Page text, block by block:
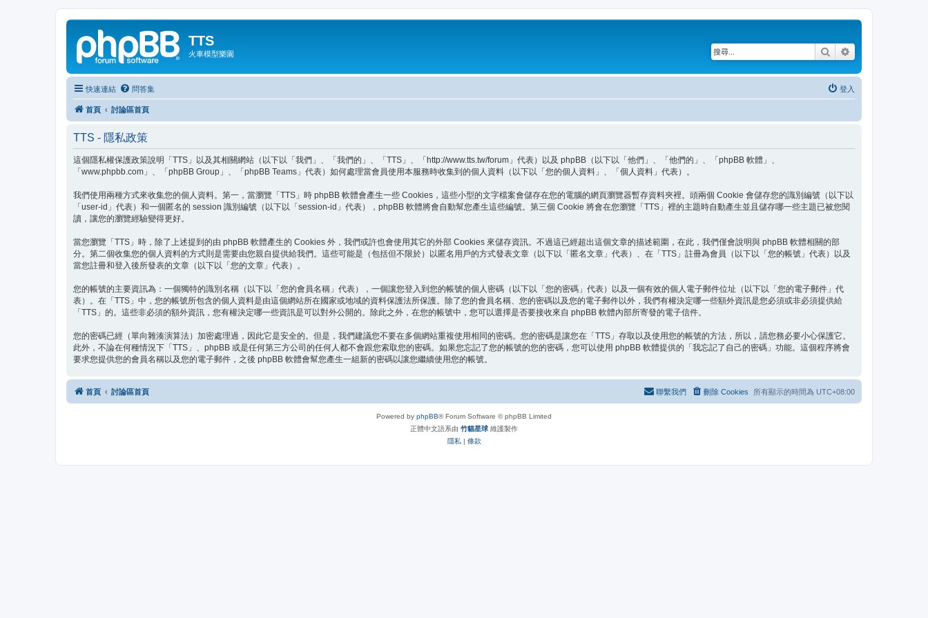
TTS
火車模型樂園 搜尋
快速連結 問答集 登入
首頁 討論區首頁
TTS - 隱私政策
這個隱私權保護政策說明「TTS」以及其相關網站（以下以「我們」、「我們的」、「TTS」、「http://www.tts.tw/forum」代表）以及 phpBB（以下以「他們」、「他們的」、「phpBB 軟體」、
「www.phpbb.com」、「phpBB Group」、「phpBB Teams」代表）如何處理當會員使用本服務時收集到的個人資料（以下以「您的個人資料」、「個人資料」代表）。
我們使用兩種方式來收集您的個人資料。第一，當瀏覽「TTS」時 phpBB 軟體會產生一些 Cookies，這些小型的文字檔案會儲存在您的電腦的網頁瀏覽器暫存資料夾裡。頭兩個 Cookie 會儲存您的識別編號（以下以
「user-id」代表）和一個匿名的 session 識別編號（以下以「session-id」代表），phpBB 軟體將會自動幫您產生這些編號。第三個 Cookie 將會在您瀏覽「TTS」裡的主題時自動產生並且儲存哪一些主題已被您閱
讀，讓您的瀏覽經驗變得更好。
當您瀏覽「TTS」時，除了上述提到的由 phpBB 軟體產生的 Cookies 外，我們或許也會使用其它的外部 Cookies 來儲存資訊。不過這已經超出這個文章的描述範圍，在此，我們僅會說明與 phpBB 軟體相關的部
分。第二個收集您的個人資料的方式則是需要由您親自提供給我們。這些可能是（包括但不限於）以匿名用戶的方式發表文章（以下以「匿名文章」代表）、在「TTS」註冊為會員（以下以「您的帳號」代表）以及
當您註冊和登入後所發表的文章（以下以「您的文章」代表）。
您的帳號的主要資訊為：一個獨特的識別名稱（以下以「您的會員名稱」代表），一個讓您登入到您的帳號的個人密碼（以下以「您的密碼」代表）以及一個有效的個人電子郵件位址（以下以「您的電子郵件」代
表）。在「TTS」中，您的帳號所包含的個人資料是由這個網站所在國家或地域的資料保護法所保護。除了您的會員名稱、您的密碼以及您的電子郵件以外，我們有權決定哪一些額外資訊是您必須或非必須提供給
「TTS」的。這些非必須的額外資訊，您有權決定哪一些資訊是可以對外公開的。除此之外，在您的帳號中，您可以選擇是否要接收來自 phpBB 軟體內部所寄發的電子信件。
您的密碼已經（單向雜湊演算法）加密處理過，因此它是安全的。但是，我們建議您不要在多個網站重複使用相同的密碼。您的密碼是讓您在「TTS」存取以及使用您的帳號的方法，所以，請您務必要小心保護它。
此外，不論在何種情況下「TTS」、phpBB 或是任何第三方公司的任何人都不會跟您索取您的密碼。如果您忘記了您的帳號的您的密碼，您可以使用 phpBB 軟體提供的「我忘記了自己的密碼」功能。這個程序將會
要求您提供您的會員名稱以及您的電子郵件，之後 phpBB 軟體會幫您產生一組新的密碼以讓您繼續使用您的帳號。
首頁 討論區首頁 所有顯示的時間為 UTC+08:00
刪除 Cookies
聯繫我們
Powered by phpBB® Forum Software © phpBB Limited
正體中文語系由 竹貓星球 維護製作
隱私 | 條款